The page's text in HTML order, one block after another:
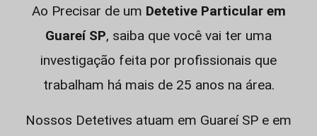
Ao Precisar de um Detetive Particular em
Guareí SP, saiba que você vai ter uma
investigação feita por profissionais que
trabalham há mais de 25 anos na área.
Nossos Detetives atuam em Guareí SP e em